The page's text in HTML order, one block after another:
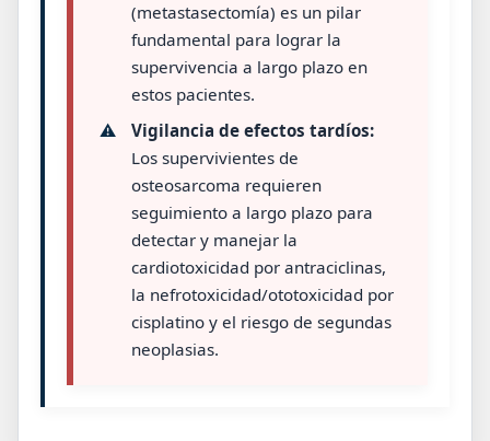
(metastasectomía) es un pilar
fundamental para lograr la
supervivencia a largo plazo en
estos pacientes.
⚠️
Vigilancia de efectos tardíos:
Los supervivientes de
osteosarcoma requieren
seguimiento a largo plazo para
detectar y manejar la
cardiotoxicidad por antraciclinas,
la nefrotoxicidad/ototoxicidad por
cisplatino y el riesgo de segundas
neoplasias.